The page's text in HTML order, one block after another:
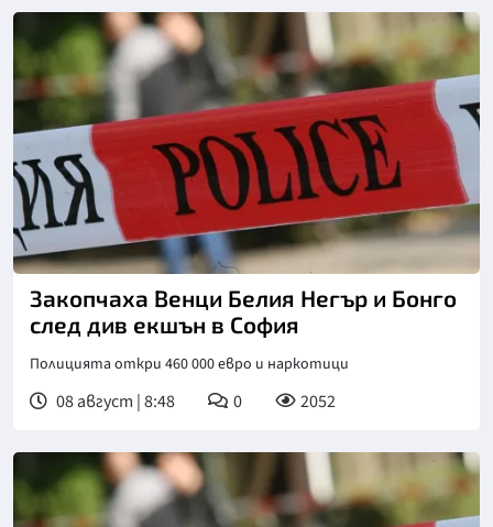
Закопчаха Венци Белия Негър и Бонго
след див екшън в София
Полицията откри 460 000 евро и наркотици
08 август | 8:48 0 2052